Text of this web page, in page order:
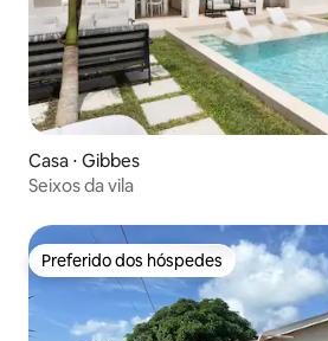
Casa ⋅ Gibbes
Seixos da vila
Preferido dos hóspedes
Preferido dos hóspedes